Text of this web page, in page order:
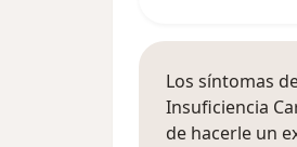
Los síntomas
Insuficiencia
de hacerle un